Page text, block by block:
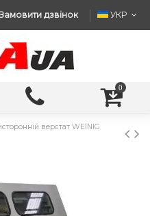
дзвінок УКР
0
верстат WEINIG